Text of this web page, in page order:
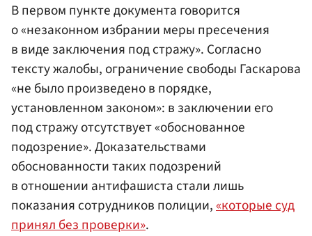
В первом пункте документа говорится
о «незаконном избрании меры пресечения
в виде заключения под стражу». Согласно
тексту жалобы, ограничение свободы Гаскарова
«не было произведено в порядке,
установленном законом»: в заключении его
под стражу отсутствует «обоснованное
подозрение». Доказательствами
обоснованности таких подозрений
в отношении антифашиста стали лишь
показания сотрудников полиции,«которые суд
принял без проверки».